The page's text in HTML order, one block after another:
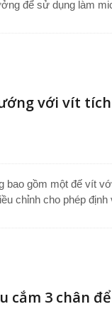
để sử dụng làm
trình phát biểu.
với vít
bao gồm một đế vít
chỉnh cho phép
cậy, nó phù hợp với
cắm 3 chân